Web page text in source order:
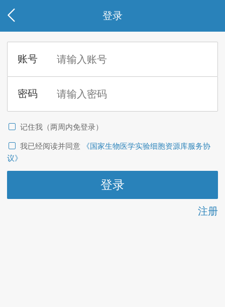
登录
记住我（两周内免登录）
我已经阅读并同意
《国家生物医学实验细胞资源库服务协
议》
注册